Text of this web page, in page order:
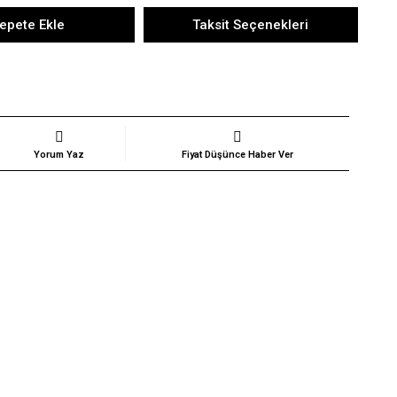
Ekle Taksit Seçenekleri
Yorum Yaz Fiyat Düşünce Haber Ver